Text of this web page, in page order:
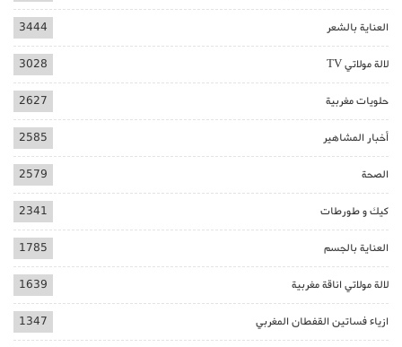
العناية بالشعر 3444
لالة مولاتي TV 3028
حلويات مغربية 2627
أخبار المشاهير 2585
الصحة 2579
كيك و طورطات 2341
العناية بالجسم 1785
لالة مولاتي اناقة مغربية 1639
ازياء فساتين القفطان المغربي 1347